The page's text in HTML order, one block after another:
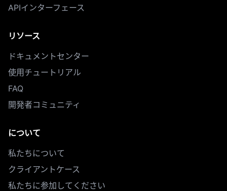
APIインターフェース
リソース
ドキュメントセンター
使用チュートリアル
FAQ
開発者コミュニティ
について
私たちについて
クライアントケース
私たちに参加してください